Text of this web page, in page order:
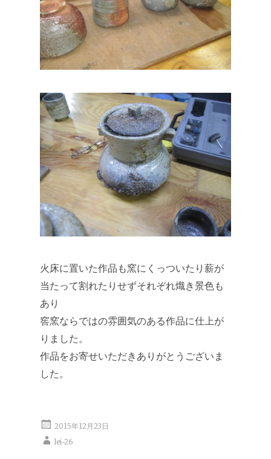
火床に置いた作品も窯にくっついたり薪が
当たって割れたりせずそれぞれ熾き景色も
あり
窖窯ならではの雰囲気のある作品に仕上が
りました。
作品をお寄せいただきありがとうございま
した。
2015年12月23日
lei-26